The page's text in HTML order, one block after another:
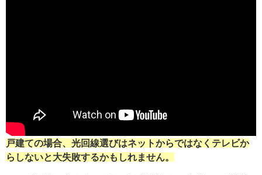
戸建ての場合、光回線選びはネットからではなくテレビか
らしないと大失敗するかもしれません。